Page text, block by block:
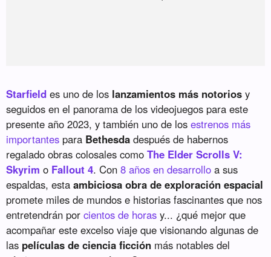
Starfield es uno de los lanzamientos más notorios y
seguidos en el panorama de los videojuegos para este
presente año 2023, y también uno de losestrenos más
importantes para Bethesda después de habernos
regalado obras colosales comoThe Elder Scrolls V:
Skyrim o Fallout 4. Con8 años en desarrollo a sus
espaldas, estaambiciosa obra de exploración espacial
promete miles de mundos e historias fascinantes que nos
entretendrán porcientos de horas y... ¿qué mejor que
acompañar este excelso viaje que visionando algunas de
las películas de ciencia ficción más notables del